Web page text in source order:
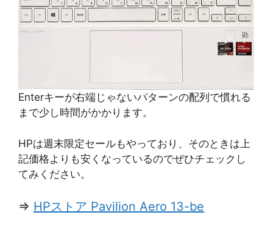
Enterキーが右端じゃないパターンの配列で慣れる
まで少し時間がかかります。
HPは週末限定セールもやっており、そのときは上
記価格よりも安くなっているのでぜひチェックし
てみください。
⇒ HPストア Pavilion Aero 13-be